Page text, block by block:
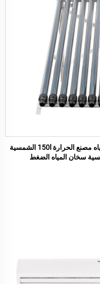
الشمسية علامة رئيسية معتمدة حرارة المياه مصنع الحرارة 150l الشمسية
سخان المياه الضغط